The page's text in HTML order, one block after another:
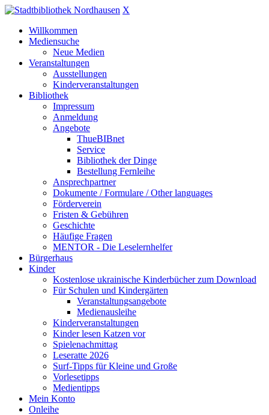
X
Willkommen
Mediensuche
Neue Medien
Veranstaltungen
Ausstellungen
Kinderveranstaltungen
Bibliothek
Impressum
Anmeldung
Angebote
ThueBIBnet
Service
Bibliothek der Dinge
Bestellung Fernleihe
Ansprechpartner
Dokumente / Formulare / Other languages
Förderverein
Fristen & Gebühren
Geschichte
Häufige Fragen
MENTOR - Die Leselernhelfer
Bürgerhaus
Kinder
Kostenlose ukrainische Kinderbücher zum Download
Für Schulen und Kindergärten
Veranstaltungsangebote
Medienausleihe
Kinderveranstaltungen
Kinder lesen Katzen vor
Spielenachmittag
Leseratte 2026
Surf-Tipps für Kleine und Große
Vorlesetipps
Medientipps
Mein Konto
Onleihe